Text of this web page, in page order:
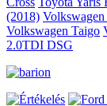
(2018) Volkswagen
Volkswagen Taigo
2.0TDI DSG